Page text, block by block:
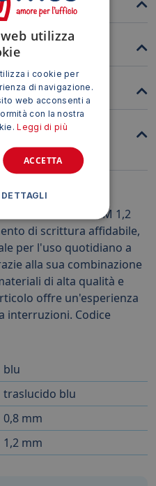
PUNTA?
URTI?
SU
BIC Cristal Soft M 1,2
di scrittura affidabile,
per l'uso quotidiano a
alla sua combinazione
di alta qualità e
offre un'esperienza
interruzioni. Codice
blu
traslucido blu
0,8 mm
1,2 mm
utilizza
i cookie per
di navigazione.
web acconsenti a
con la nostra
Leggi di più
ACCETTA